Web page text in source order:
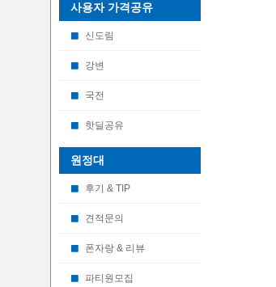
사용자 가격공유
신도림
강변
국전
핫딜공유
원정대
후기 & TIP
견적문의
폰자랑 & 리뷰
파티원모집